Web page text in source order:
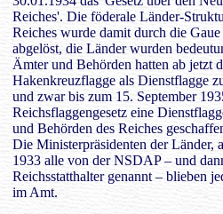
Reiches'. Die föderale Länder-
Reiches wurde damit durch die
abgelöst, die Länder wurden
Ämter und Behörden hatten ab jetzt
Hakenkreuzflagge als Dienstflagge
und zwar bis zum 15. September
Reichsflaggengesetz eine
und Behörden des Reiches
Die Ministerpräsidenten der Länder,
1933 alle von der NSDAP – und
Reichsstatthalter genannt – blieben
im Amt.